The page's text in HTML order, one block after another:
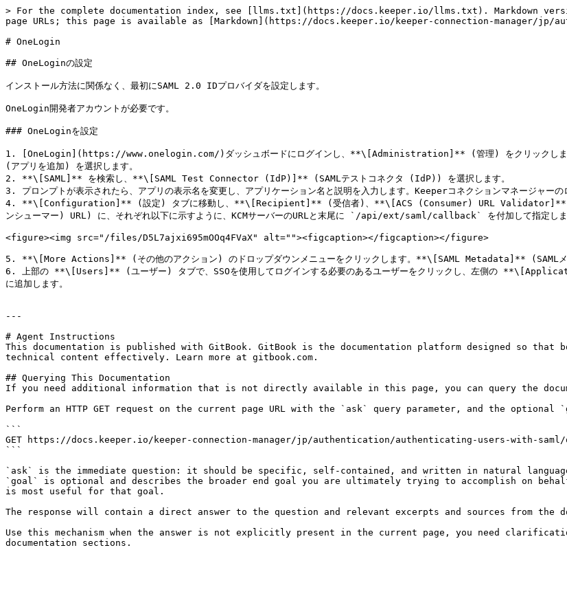
> For the complete documentation index, see [llms.txt](https://docs.keeper.io/llms.txt). Markdown
page URLs; this page is available as [Markdown](https://docs.keeper.io/keeper-connection-manager/jp/
# OneLogin
## OneLoginの設定
インストール方法に関係なく、最初にSAML 2.0 IDプロバイダを設定します。
OneLogin開発者アカウントが必要です。
### OneLoginを設定
1. [OneLogin](https://www.onelogin.com/)ダッシュボードにログインし、**\[Administration]** (管理) をクリック
(アプリを追加) を選択します。
2. **\[SAML]** を検索し、**\[SAML Test Connector (IdP)]** (SAMLテストコネクタ (IdP)) を選択します。
3. プロンプトが表示されたら、アプリの表示名を変更し、アプリケーション名と説明を入力します。Keeperコネクションマネージャ
4. **\[Configuration]** (設定) タブに移動し、**\[Recipient]** (受信者)、**\[ACS (Consumer) URL Validator]**
ンシューマー) URL) に、それぞれ以下に示すように、KCMサーバーのURLと末尾に `/api/ext/saml/callback` を付加して指定しま
<figure><img src="/files/D5L7ajxi695mOOq4FVaX" alt=""><figcaption></figcaption></figure>
5. **\[More Actions]** (その他のアクション) のドロップダウンメニューをクリックします。**\[SAML Metadata]** (SAMLメタ
6. 上部の **\[Users]** (ユーザー) タブで、SSOを使用してログインする必要のあるユーザーをクリックし、左側の
に追加します。
---
# Agent Instructions
This documentation is published with GitBook. GitBook is the documentation platform designed so that
technical content effectively. Learn more at gitbook.com.
## Querying This Documentation
If you need additional information that is not directly available in this page, you can query the
Perform an HTTP GET request on the current page URL with the `ask` query parameter, and the optional
```
GET https://docs.keeper.io/keeper-connection-manager/jp/authentication/authenticating-users-with-saml/
```
`ask` is the immediate question: it should be specific, self-contained, and written in natural
`goal` is optional and describes the broader end goal you are ultimately trying to accomplish on
is most useful for that goal.
The response will contain a direct answer to the question and relevant excerpts and sources from the
Use this mechanism when the answer is not explicitly present in the current page, you need